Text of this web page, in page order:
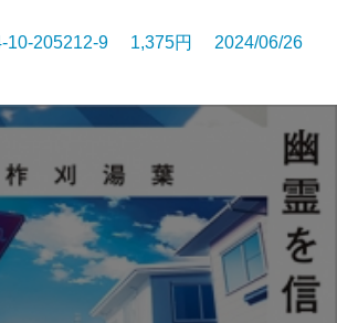
10-205212-9 1,375円 2024/06/26